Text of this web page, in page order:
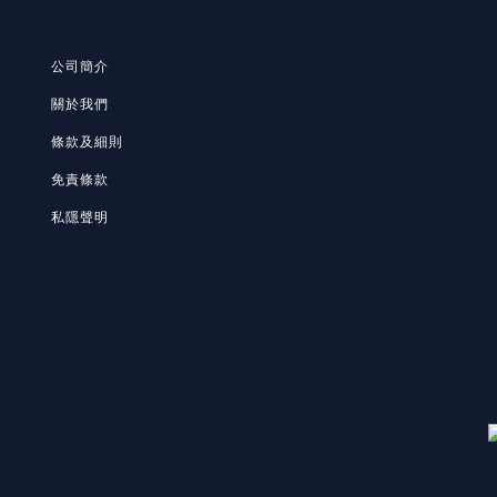
公司簡介
關於我們
條款及細則
免責條款
私隱聲明